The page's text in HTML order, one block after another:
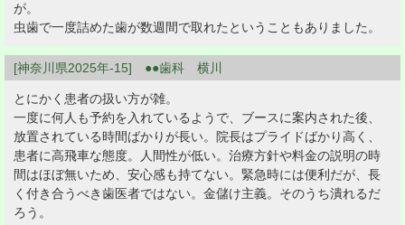
が。
虫歯で一度詰めた歯が数週間で取れたということもありました。
[神奈川県2025年-15] ●●歯科 横川
とにかく患者の扱い方が雑。
一度に何人も予約を入れているようで、ブースに案内された後、
放置されている時間ばかりが長い。院長はプライドばかり高く、
患者に高飛車な態度。人間性が低い。治療方針や料金の説明の時
間はほぼ無いため、安心感も持てない。緊急時には便利だが、長
く付き合うべき歯医者ではない。金儲け主義。そのうち潰れるだ
ろう。